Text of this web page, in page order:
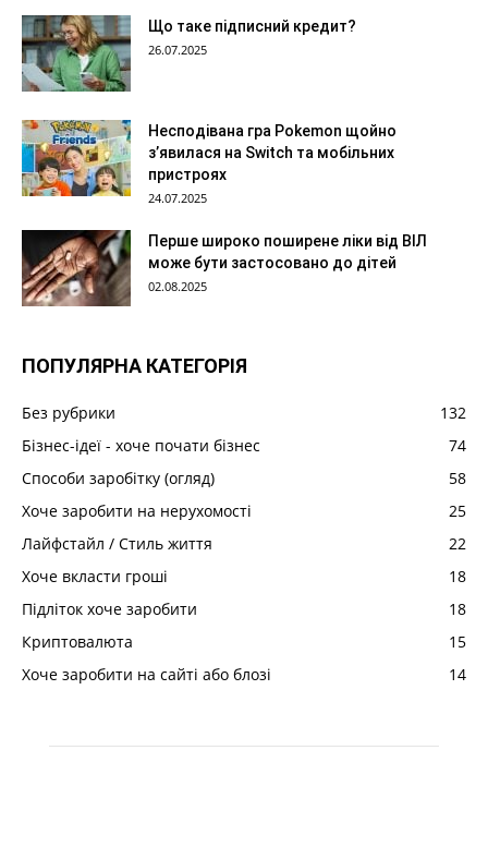
Що таке підписний кредит?
26.07.2025
Несподівана гра Pokemon щойно
з’явилася на Switch та мобільних
пристроях
24.07.2025
Перше широко поширене ліки від ВІЛ
може бути застосовано до дітей
02.08.2025
ПОПУЛЯРНА КАТЕГОРІЯ
Без рубрики
132
Бізнес-ідеї - хоче почати бізнес
74
Способи заробітку (огляд)
58
Хоче заробити на нерухомості
25
Лайфстайл / Стиль життя
22
Хоче вкласти гроші
18
Підліток хоче заробити
18
Криптовалюта
15
Хоче заробити на сайті або блозі
14